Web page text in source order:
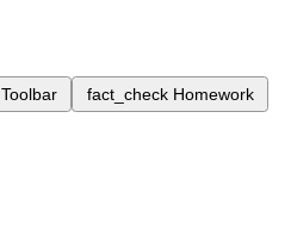
Toolbar fact_check Homework